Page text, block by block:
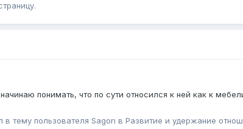
понимать, что по сути относился к ней как к
в тему пользователя Sagon в Pазвитие и удержание